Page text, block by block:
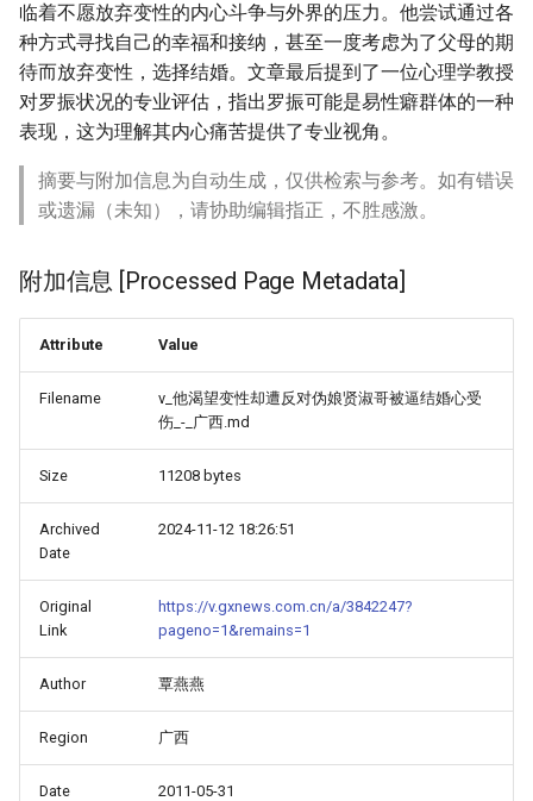
临着不愿放弃变性的内心斗争与外界的压力。他尝试通过各
种方式寻找自己的幸福和接纳，甚至一度考虑为了父母的期
待而放弃变性，选择结婚。文章最后提到了一位心理学教授
对罗振状况的专业评估，指出罗振可能是易性癖群体的一种
表现，这为理解其内心痛苦提供了专业视角。
摘要与附加信息为自动生成，仅供检索与参考。如有错误
或遗漏（未知），请协助编辑指正，不胜感激。
附加信息 [Processed Page Metadata]
Attribute Value
Filename
v_他渴望变性却遭反对伪娘贤淑哥被逼结婚心受
伤_-_广西.md
Size 11208 bytes
Archived
Date
2024-11-12 18:26:51
Original
Link
https://v.gxnews.com.cn/a/3842247?
pageno=1&remains=1
Author 覃燕燕
Region 广西
Date 2011-05-31